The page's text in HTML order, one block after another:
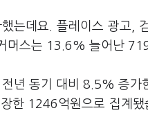
는데요 플레이스 광고
머스는 13.6% 늘어난
전년 동기 대비8.5%증가
한 1246억원으로 집계됐